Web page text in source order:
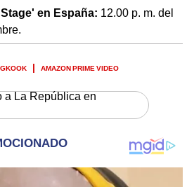
en España: 12.00 p. m. del
AMAZON PRIME VIDEO
a La República en